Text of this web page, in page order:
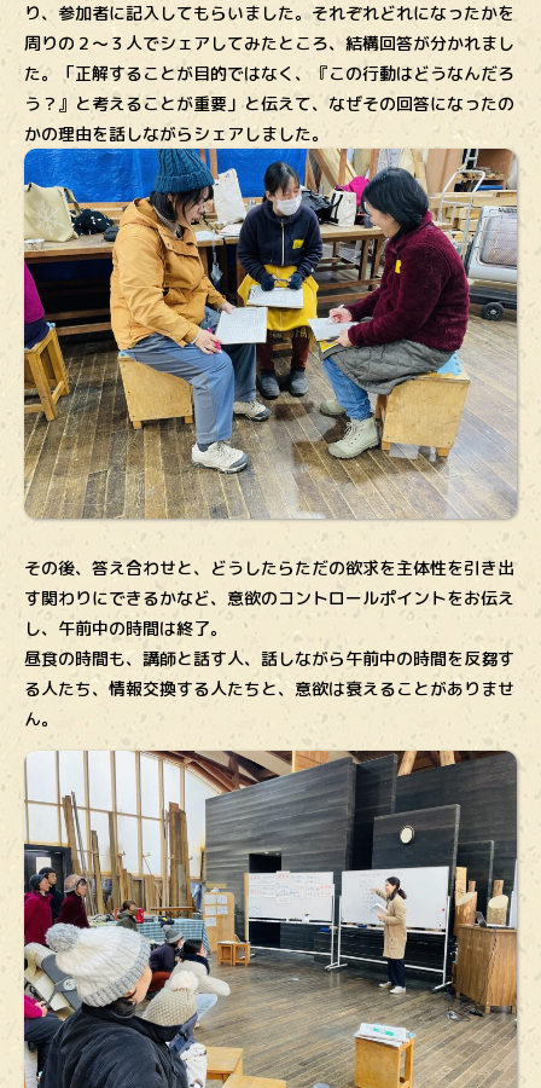
り、参加者に記入してもらいました。それぞれどれになったかを
周りの２〜３人でシェアしてみたところ、結構回答が分かれまし
た。「正解することが目的ではなく、『この行動はどうなんだろ
う？』と考えることが重要」と伝えて、なぜその回答になったの
かの理由を話しながらシェアしました。
その後、答え合わせと、どうしたらただの欲求を主体性を引き出
す関わりにできるかなど、意欲のコントロールポイントをお伝え
し、午前中の時間は終了。
昼食の時間も、講師と話す人、話しながら午前中の時間を反芻す
る人たち、情報交換する人たちと、意欲は衰えることがありませ
ん。